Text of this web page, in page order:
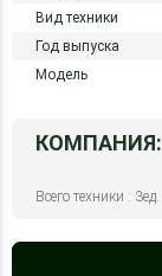
Вид техники
Год выпуска
Модель
КОМПАНИЯ:
Всего техники : 3ед.